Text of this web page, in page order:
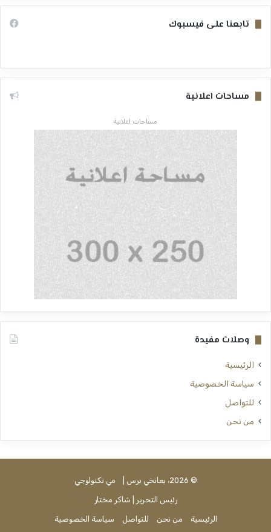
تابعنا على فيسبوك
مساحات اعلانية
مساحات اعلانية
وصلات مفيدة
الرئيسية
سياسة الخصوصية
للتواصل
من نحن
© 2026، بعانخي برس | مي تكنولوجي
رئيس التحرير | شاكر مختار
الرئيسية من نحن للتواصل سياسة الخصوصية